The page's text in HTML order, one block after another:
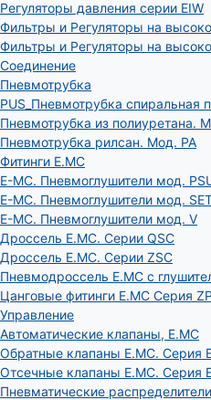
Регуляторы давления серии EIW
Фильтры и Регуляторы на
Фильтры и Регуляторы на
Соединение
Пневмотрубка
PUS_Пневмотрубка
Пневмотрубка из полиуретана.
Пневмотрубка рилсан. Мод. PA
Фитинги E.MC
E-MC. Пневмоглушители мод.
E-MC. Пневмоглушители мод.
E-MC. Пневмоглушители мод. V
Дроссель E.MC. Серии QSC
Дроссель E.MC. Серии ZSC
Пневмодроссель E.MC с
Цанговые фитинги E.MC Серия ZP
Управление
Автоматические клапаны, Е.МС
Обратные клапаны E.MC. Серия
Отсечные клапаны E.MC. Серия
Пневматические